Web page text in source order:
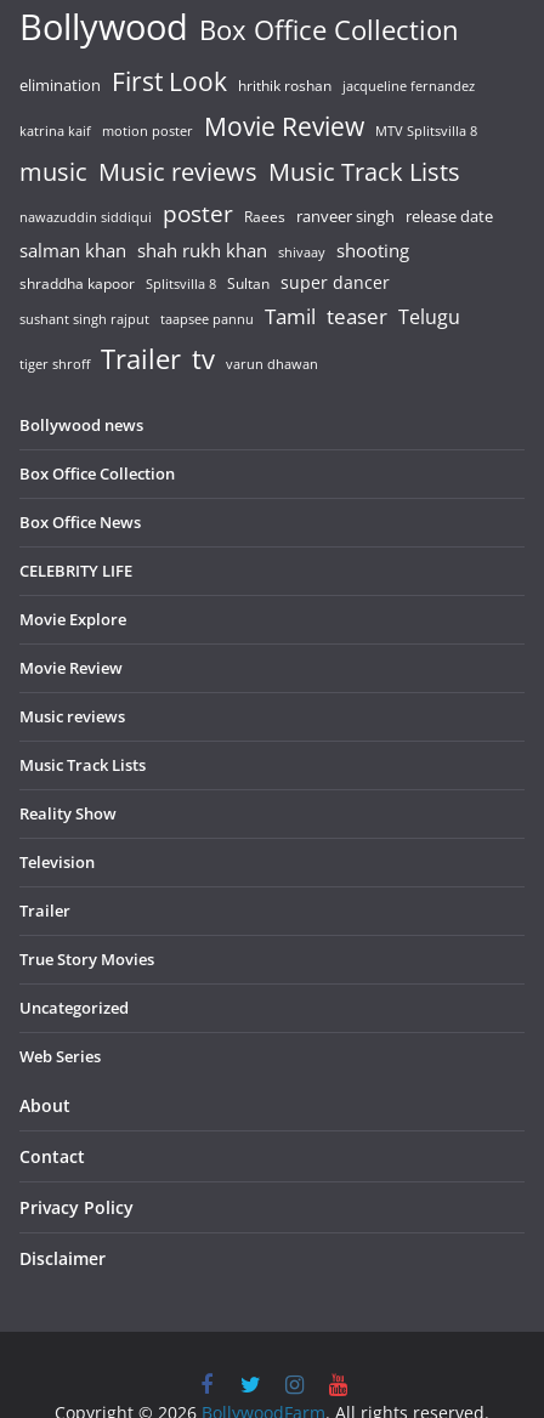
Bollywood Box Office Collection
elimination First Look hrithik roshan jacqueline fernandez
katrina kaif motion poster Movie Review MTV Splitsvilla 8
music Music reviews Music Track Lists
nawazuddin siddiqui poster Raees ranveer singh release date
salman khan shah rukh khan shivaay shooting
shraddha kapoor Splitsvilla 8 Sultan super dancer
sushant singh rajput taapsee pannu Tamil teaser Telugu
tiger shroff Trailer tv varun dhawan
Bollywood news
Box Office Collection
Box Office News
CELEBRITY LIFE
Movie Explore
Movie Review
Music reviews
Music Track Lists
Reality Show
Television
Trailer
True Story Movies
Uncategorized
Web Series
About
Contact
Privacy Policy
Disclaimer
Copyright © 2026 BollywoodFarm. All rights reserved.